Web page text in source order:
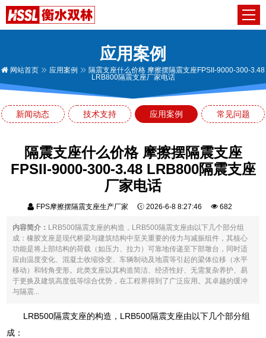
应用案例
网站首页 应用案例
隔震支座什么价格 摩擦摆隔震支座FPSII-9000-300-3.48
LRB800隔震支座厂家电话
新闻动态 技术支持 应用案例 常见问题
隔震支座什么价格 摩擦摆隔震支座
FPSII-9000-300-3.48 LRB800隔震支座
厂家电话
FPS摩擦摆隔震支座生产厂家 2026-6-8 8:27:46 682
内容简介： LRB500隔震支座的构造，LRB500隔震支座由以下几个部分组
成：橡胶支座是现代桥梁与建筑结构中至关重要的传力与减振组件，其核心
功能是将上部结构的荷载（如压力、拉力）可靠地传递至下部墩台，同时适
应由温度变化、混凝土收缩徐变、车辆制动及地震等引起的梁体位移（水平
移动）和转角变形。此类支座以其构造简洁、经济性好、无需复杂养护、易
于更换及建筑高度低等综合优势，在工程界得到了广泛应用。其卓越的缓冲
与隔震...
LRB500隔震支座的构造，LRB500隔震支座由以下几个部分组
成：